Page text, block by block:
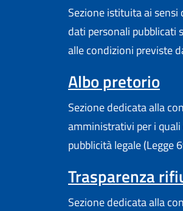
Sezione istituita ai sensi
dati personali pubblicati
alle condizioni previste
Albo pretorio
Sezione dedicata alla
amministrativi per i
pubblicità legale (Legge
Trasparenza
Sezione dedicata alla